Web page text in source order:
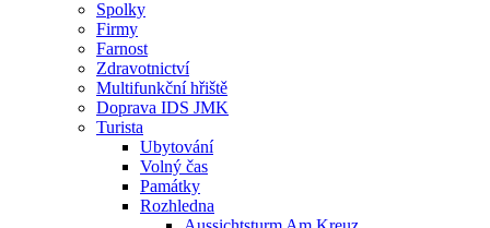
Spolky
Firmy
Farnost
Zdravotnictví
Multifunkční hřiště
Doprava IDS JMK
Turista
Ubytování
Volný čas
Památky
Rozhledna